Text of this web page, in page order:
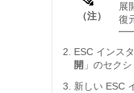
（注）
展
復
ESC インス
開 」のセク
新しい ESC